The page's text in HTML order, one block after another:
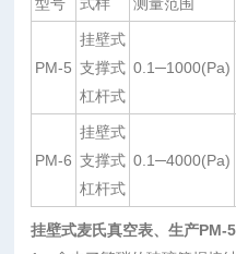
PM-5
挂壁式
支撑式
杠杆式
0.1─1000(Pa)
PM-6
挂壁式
支撑式
杠杆式
0.1─4000(Pa)
挂壁式麦氏真空表、生产PM-